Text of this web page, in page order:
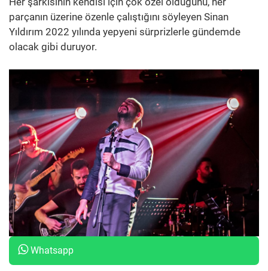
parçanın üzerine özenle çalıştığını söyleyen Sinan
Yıldırım 2022 yılında yepyeni sürprizlerle gündemde
olacak gibi duruyor.
Whatsapp